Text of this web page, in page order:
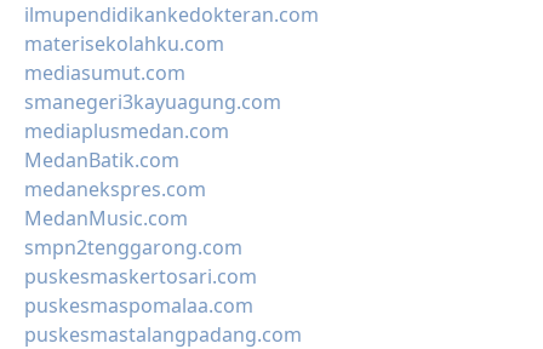
ilmupendidikankedokteran.com
materisekolahku.com
mediasumut.com
smanegeri3kayuagung.com
mediaplusmedan.com
MedanBatik.com
medanekspres.com
MedanMusic.com
smpn2tenggarong.com
puskesmaskertosari.com
puskesmaspomalaa.com
puskesmastalangpadang.com